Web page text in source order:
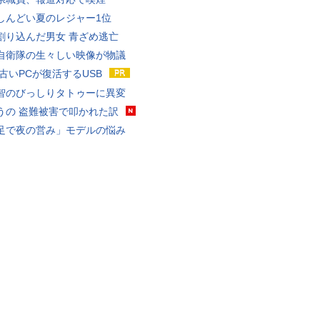
んどい夏のレジャー1位
り込んだ男女 青ざめ逃亡
衛隊の生々しい映像が物議
いPCが復活するUSB
のびっしりタトゥーに異変
の 盗難被害で叩かれた訳
で夜の営み」モデルの悩み